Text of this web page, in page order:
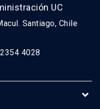
UC
Santiago, Chile
4028